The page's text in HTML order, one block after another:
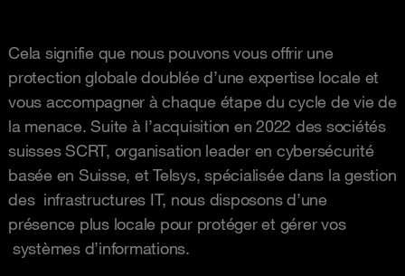
Cela signifie que nous pouvons vous offrir une
protection globale doublée d’une expertise locale et
vous accompagner à chaque étape du cycle de vie de
la menace. Suite à l’acquisition en 2022 des sociétés
suisses SCRT, organisation leader en cybersécurité
basée en Suisse, et Telsys, spécialisée dans la gestion
des infrastructures IT, nous disposons d’une
présence plus locale pour protéger et gérer vos
systèmes d’informations.